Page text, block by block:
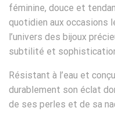
féminine, douce et
quotidien aux occasions
l’univers des bijoux
subtilité et
Résistant à l’eau et
durablement son éclat
de ses perles et de sa